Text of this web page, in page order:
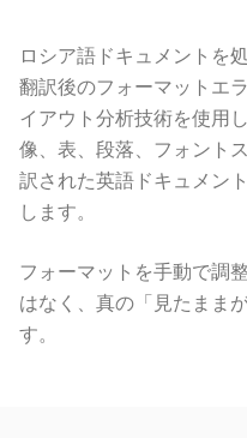
ロシア語ドキュメントを
翻訳後のフォーマットエ
イアウト分析技術を使用
像、表、段落、フォント
訳された英語ドキュメン
します。
フォーマットを手動で調
はなく、真の「見たまま
す。